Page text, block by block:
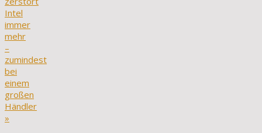
Intel
immer
mehr
–
zumindest
bei
einem
großen
Händler
»